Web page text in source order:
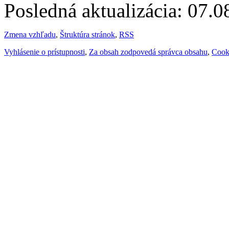
Posledná aktualizácia:
Zmena vzhľadu, Štruktúra stránok, RSS
Vyhlásenie o prístupnosti, Za obsah zodpovedá správca obsahu,